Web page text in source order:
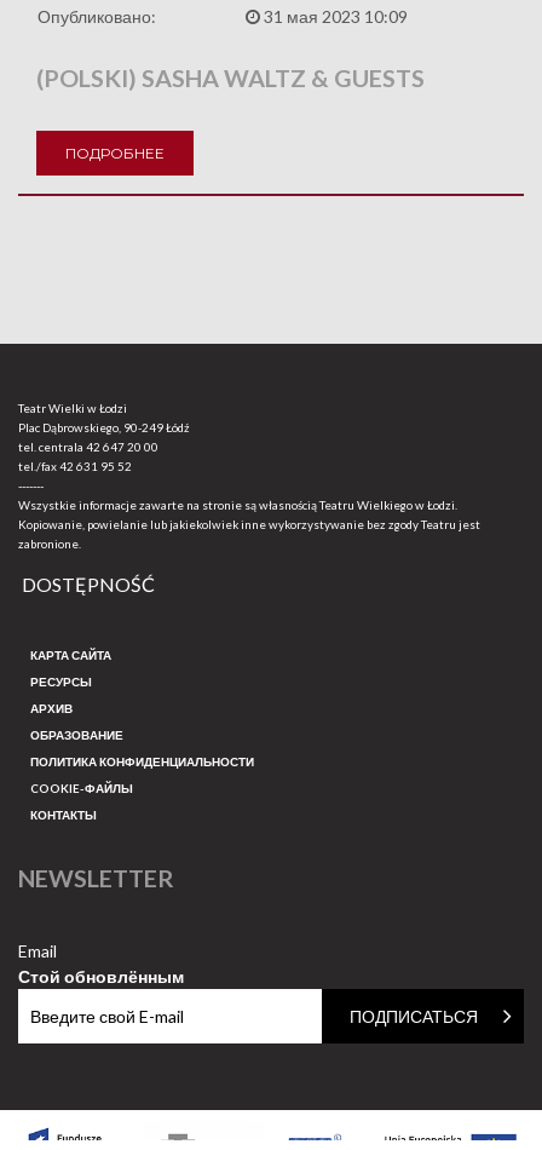
Опубликовано: 31 мая 2023 10:09
(POLSKI) SASHA WALTZ & GUESTS
ПОДРОБНЕЕ
Teatr Wielki w Łodzi
Plac Dąbrowskiego, 90-249 Łódź
tel. centrala 42 647 20 00
tel./fax42 631 95 52
-------
Wszystkie informacje zawarte na stronie są własnością Teatru Wielkiego w Łodzi.
Kopiowanie, powielanie lub jakiekolwiek inne wykorzystywanie bez zgody Teatru jest
zabronione.
DOSTĘPNOŚĆ
КАРТА САЙТА
РЕСУРСЫ
АРХИВ
ОБРАЗОВАНИЕ
ПОЛИТИКА КОНФИДЕНЦИАЛЬНОСТИ
COOKIE-ФАЙЛЫ
КОНТАКТЫ
NEWSLETTER
Email
Стой обновлённым